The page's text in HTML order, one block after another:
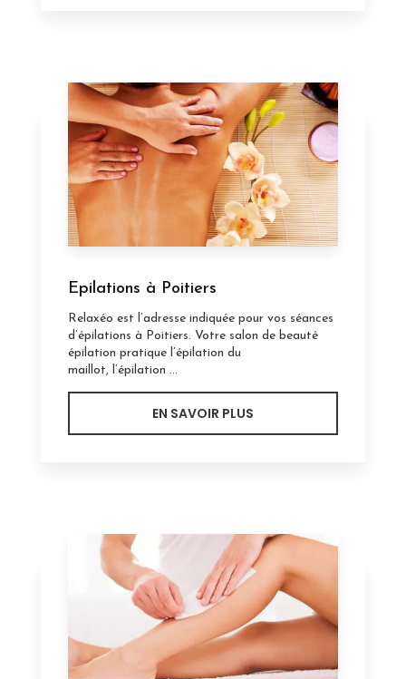
Epilations à Poitiers
Relaxéo est l’adresse indiquée pour vos séances
d’épilations à Poitiers. Votre salon de beauté
épilation pratique l’épilation du
maillot, l’épilation ...
EN SAVOIR PLUS